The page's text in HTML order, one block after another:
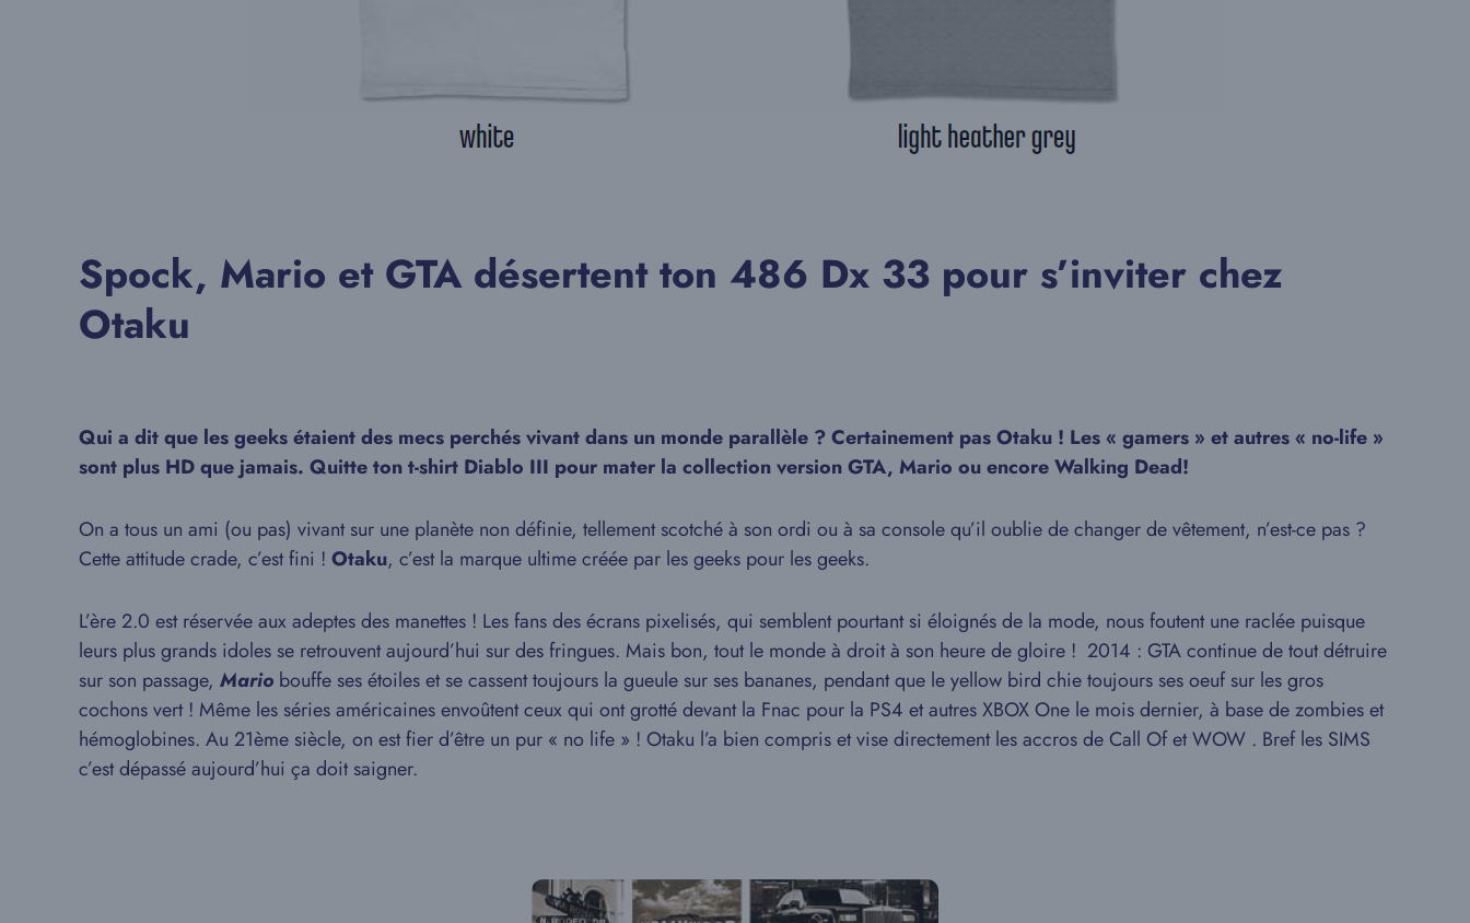
Spock, Mario et GTA désertent ton 486 Dx 33 pour s’inviter chez
Otaku
Qui a dit que les geeks étaient des mecs perchés vivant dans un monde parallèle ? Certainement pas Otaku ! Les « gamers » et autres « no-life »
sont plus HD que jamais. Quitte ton t-shirt Diablo III pour mater la collection version GTA, Mario ou encore Walking Dead!
On a tous un ami (ou pas) vivant sur une planète non définie, tellement scotché à son ordi ou à sa console qu’il oublie de changer de vêtement, n’est-ce pas ?
Cette attitude crade, c’est fini ! Otaku, c’est la marque ultime créée par les geeks pour les geeks.
L’ère 2.0 est réservée aux adeptes des manettes ! Les fans des écrans pixelisés, qui semblent pourtant si éloignés de la mode, nous foutent une raclée puisque
leurs plus grands idoles se retrouvent aujourd’hui sur des fringues. Mais bon, tout le monde à droit à son heure de gloire ! 2014 : GTA continue de tout détruire
sur son passage, Mario bouffe ses étoiles et se cassent toujours la gueule sur ses bananes, pendant que le yellow bird chie toujours ses oeuf sur les gros
cochons vert ! Même les séries américaines envoûtent ceux qui ont grotté devant la Fnac pour la PS4 et autres XBOX One le mois dernier, à base de zombies et
hémoglobines. Au 21ème siècle, on est fier d’être un pur « no life » ! Otaku l’a bien compris et vise directement les accros de Call Of et WOW . Bref les SIMS
c’est dépassé aujourd’hui ça doit saigner.